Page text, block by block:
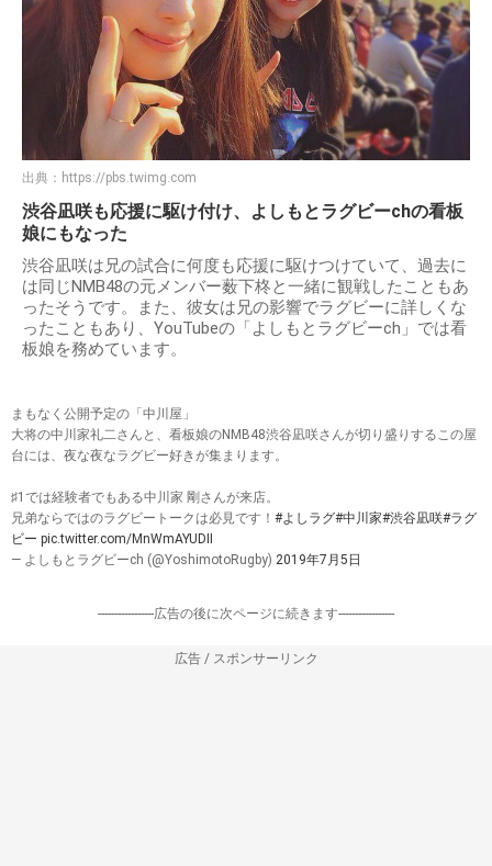
出典： https://pbs.twimg.com
渋谷凪咲も応援に駆け付け、よしもとラグビーchの看板
娘にもなった
渋谷凪咲は兄の試合に何度も応援に駆けつけていて、過去に
は同じNMB48の元メンバー薮下柊と一緒に観戦したこともあ
ったそうです。また、彼女は兄の影響でラグビーに詳しくな
ったこともあり、YouTubeの「よしもとラグビーch」では看
板娘を務めています。
まもなく公開予定の「中川屋」
大将の中川家礼二さんと、看板娘のNMB48渋谷凪咲さんが切り盛りするこの屋
台には、夜な夜なラグビー好きが集まります。
♯1では経験者でもある中川家 剛さんが来店。
兄弟ならではのラグビートークは必見です！ #よしラグ#中川家#渋谷凪咲#ラグ
ビー pic.twitter.com/MnWmAYUDII
— よしもとラグビーch (@YoshimotoRugby) 2019年7月5日
-----------------広告の後に次ページに続きます-----------------
広告 / スポンサーリンク